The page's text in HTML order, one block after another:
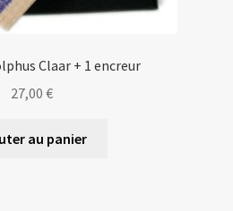
Claar + 1 encreur
27,00€
au panier